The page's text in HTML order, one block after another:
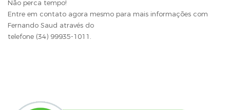
Não perca tempo!
Entre em contato agora mesmo para mais informações com
Fernando Saud através do
telefone (34) 99935-1011.